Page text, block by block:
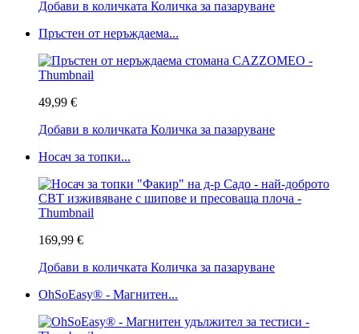
Добави в количката Количка за пазаруване
Пръстен от неръждаема...
49,99 €
Добави в количката Количка за пазаруване
Носач за топки...
169,99 €
Добави в количката Количка за пазаруване
OhSoEasy® - Магнитен...